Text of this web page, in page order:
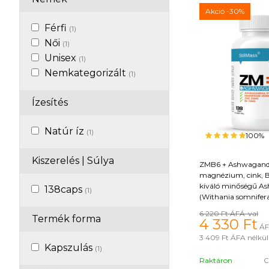
Férfi (1)
Női (1)
Unisex (1)
Nemkategorizált (1)
Ízesítés
Natúr íz (1)
Kiszerelés | Súlya
138caps (1)
Termék forma
Kapszulás (1)
Akció -30%
100%
ZMB6 +
magnézium, cink,
kiváló minőségű
(Withania
formájában. Ez a
lévő anyagoknak
számos pozitív
normál
6 220 FtÁFÁ-val
4 330 Ft
3 409 Ft ÁFA
Raktáron